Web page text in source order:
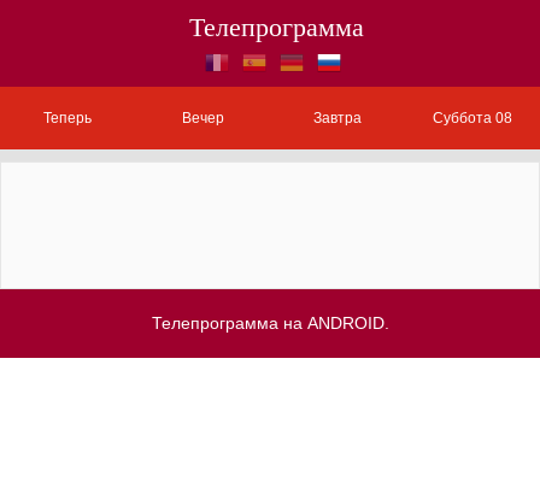
Телепрограмма
Теперь Вечер Завтра Суббота 08
Телепрограмма на ANDROID.